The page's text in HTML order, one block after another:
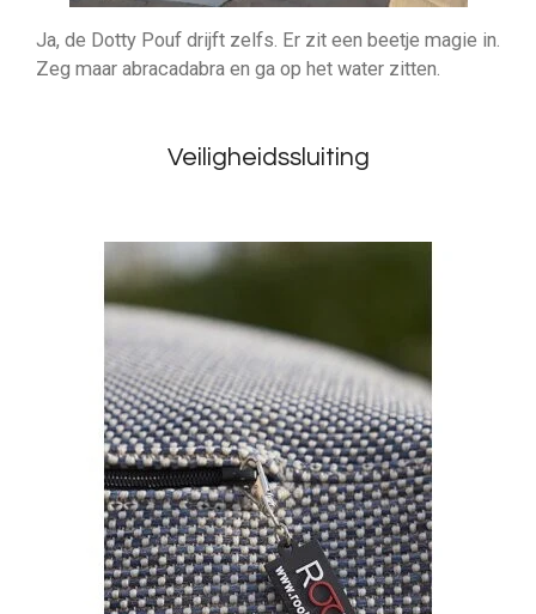
Ja, de Dotty Pouf drijft zelfs. Er zit een beetje magie in.
Zeg maar abracadabra en ga op het water zitten.
Veiligheidssluiting